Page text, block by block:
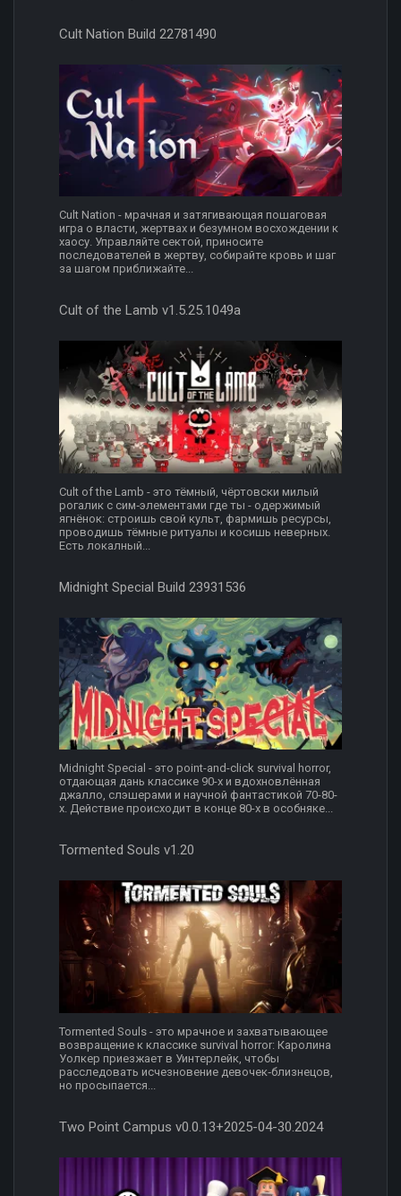
Cult Nation Build 22781490
Cult Nation - мрачная и затягивающая пошаговая
игра о власти, жертвах и безумном восхождении к
хаосу. Управляйте сектой, приносите
последователей в жертву, собирайте кровь и шаг
за шагом приближайте...
Cult of the Lamb v1.5.25.1049a
Cult of the Lamb - это тёмный, чёртовски милый
рогалик с сим‑элементами где ты - одержимый
ягнёнок: строишь свой культ, фармишь ресурсы,
проводишь тёмные ритуалы и косишь неверных.
Есть локалный...
Midnight Special Build 23931536
Midnight Special - это point-and-click survival horror,
отдающая дань классике 90-х и вдохновлённая
джалло, слэшерами и научной фантастикой 70-80-
х. Действие происходит в конце 80-х в особняке...
Tormented Souls v1.20
Tormented Souls - это мрачное и захватывающее
возвращение к классике survival horror: Каролина
Уолкер приезжает в Уинтерлейк, чтобы
расследовать исчезновение девочек‑близнецов,
но просыпается...
Two Point Campus v0.0.13+2025-04-30.2024